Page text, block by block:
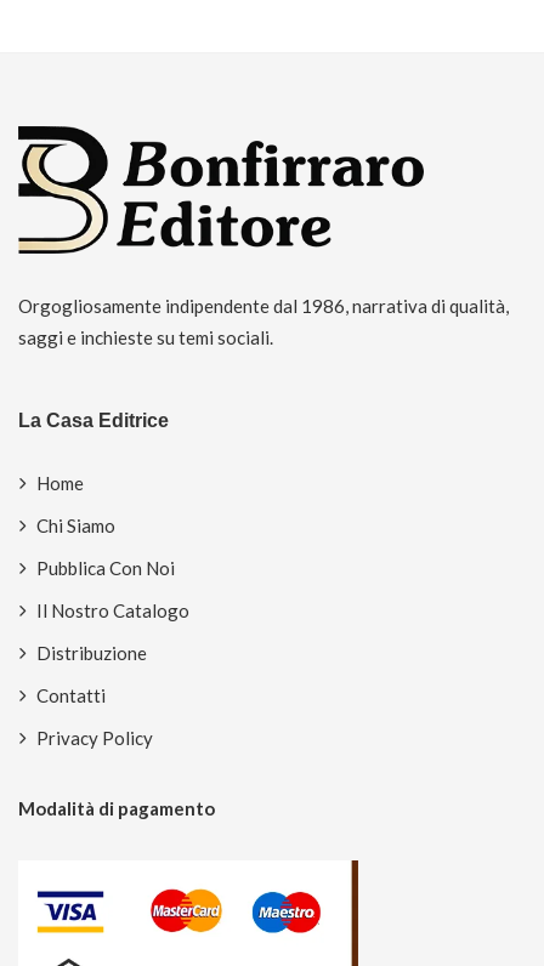
Orgogliosamente indipendente dal 1986, narrativa di qualità,
saggi e inchieste su temi sociali.
La Casa Editrice
Home
Chi Siamo
Pubblica Con Noi
Il Nostro Catalogo
Distribuzione
Contatti
Privacy Policy
Modalità di pagamento